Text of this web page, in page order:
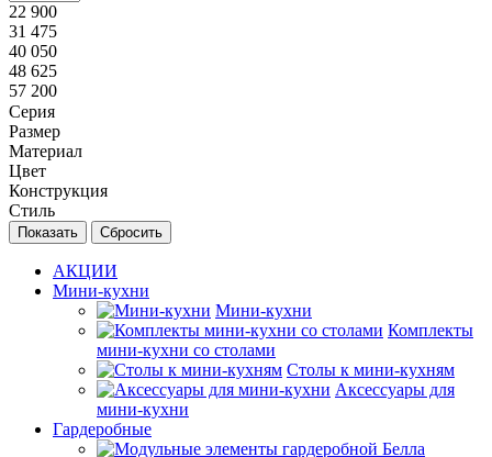
22 900
31 475
40 050
48 625
57 200
Серия
Размер
Материал
Цвет
Конструкция
Стиль
Сбросить
АКЦИИ
Мини-кухни
Мини-кухни
Комплекты
мини-кухни со столами
Столы к мини-кухням
Аксессуары для
мини-кухни
Гардеробные